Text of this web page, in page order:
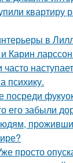
квартиру
в
Карин
психику.
посреди
его забыли
просто